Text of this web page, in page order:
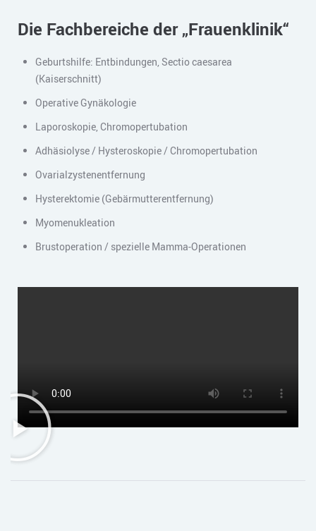
Die Fachbereiche der „Frauenklinik“
Geburtshilfe: Entbindungen, Sectio caesarea
(Kaiserschnitt)
Operative Gynäkologie
Laporoskopie, Chromopertubation
Adhäsiolyse / Hysteroskopie / Chromopertubation
Ovarialzystenentfernung
Hysterektomie (Gebärmutterentfernung)
Myomenukleation
Brustoperation / spezielle Mamma-Operationen